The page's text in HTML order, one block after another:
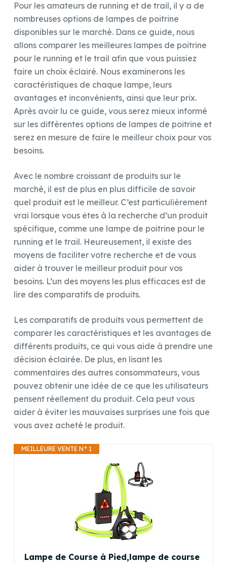
Pour les amateurs de running et de trail, il y a de
nombreuses options de lampes de poitrine
disponibles sur le marché. Dans ce guide, nous
allons comparer les meilleures lampes de poitrine
pour le running et le trail afin que vous puissiez
faire un choix éclairé. Nous examinerons les
caractéristiques de chaque lampe, leurs
avantages et inconvénients, ainsi que leur prix.
Après avoir lu ce guide, vous serez mieux informé
sur les différentes options de lampes de poitrine et
serez en mesure de faire le meilleur choix pour vos
besoins.
Avec le nombre croissant de produits sur le
marché, il est de plus en plus difficile de savoir
quel produit est le meilleur. C’est particulièrement
vrai lorsque vous êtes à la recherche d’un produit
spécifique, comme une lampe de poitrine pour le
running et le trail. Heureusement, il existe des
moyens de faciliter votre recherche et de vous
aider à trouver le meilleur produit pour vos
besoins. L’un des moyens les plus efficaces est de
lire des comparatifs de produits.
Les comparatifs de produits vous permettent de
comparer les caractéristiques et les avantages de
différents produits, ce qui vous aide à prendre une
décision éclairée. De plus, en lisant les
commentaires des autres consommateurs, vous
pouvez obtenir une idée de ce que les utilisateurs
pensent réellement du produit. Cela peut vous
aider à éviter les mauvaises surprises une fois que
vous avez acheté le produit.
MEILLEURE VENTE N° 1
Lampe de Course à Pied,lampe de course